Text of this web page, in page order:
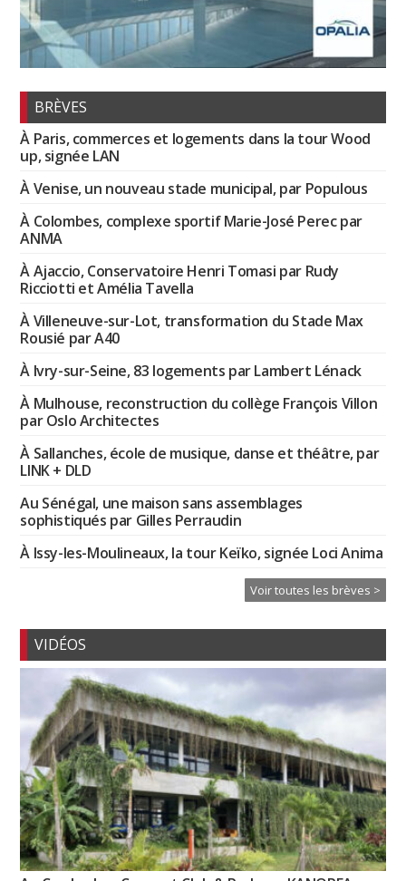
BRÈVES
À Paris, commerces et logements dans la tour Wood
up, signée LAN
À Venise, un nouveau stade municipal, par Populous
À Colombes, complexe sportif Marie-José Perec par
ANMA
À Ajaccio, Conservatoire Henri Tomasi par Rudy
Ricciotti et Amélia Tavella
À Villeneuve-sur-Lot, transformation du Stade Max
Rousié par A40
À Ivry-sur-Seine, 83 logements par Lambert Lénack
À Mulhouse, reconstruction du collège François Villon
par Oslo Architectes
À Sallanches, école de musique, danse et théâtre, par
LINK + DLD
Au Sénégal, une maison sans assemblages
sophistiqués par Gilles Perraudin
À Issy-les-Moulineaux, la tour Keïko, signée Loci Anima
Voir toutes les brèves >
VIDÉOS